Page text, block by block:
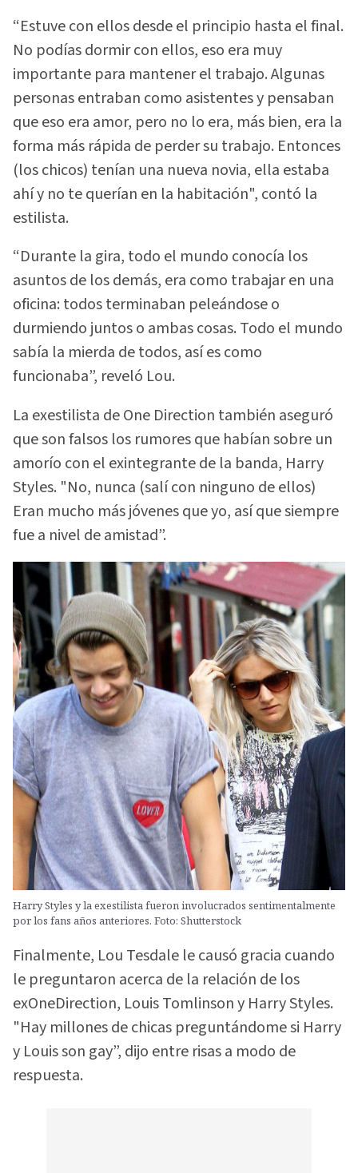
“Estuve con ellos desde el principio hasta el final.
No podías dormir con ellos, eso era muy
importante para mantener el trabajo. Algunas
personas entraban como asistentes y pensaban
que eso era amor, pero no lo era, más bien, era la
forma más rápida de perder su trabajo. Entonces
(los chicos) tenían una nueva novia, ella estaba
ahí y no te querían en la habitación", contó la
estilista.
“Durante la gira, todo el mundo conocía los
asuntos de los demás, era como trabajar en una
oficina: todos terminaban peleándose o
durmiendo juntos o ambas cosas. Todo el mundo
sabía la mierda de todos, así es como
funcionaba”, reveló Lou.
La exestilista de One Direction también aseguró
que son falsos los rumores que habían sobre un
amorío con el exintegrante de la banda, Harry
Styles. "No, nunca (salí con ninguno de ellos)
Eran mucho más jóvenes que yo, así que siempre
fue a nivel de amistad”.
Harry Styles y la exestilista fueron involucrados sentimentalmente
por los fans años anteriores. Foto: Shutterstock
Finalmente, Lou Tesdale le causó gracia cuando
le preguntaron acerca de la relación de los
exOneDirection, Louis Tomlinson y Harry Styles.
"Hay millones de chicas preguntándome si Harry
y Louis son gay”, dijo entre risas a modo de
respuesta.